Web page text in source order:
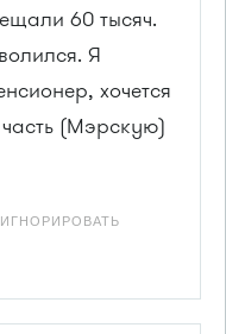
60 тысяч.
Я
хочется
(Мэрскую)
ИГНОРИРОВАТЬ